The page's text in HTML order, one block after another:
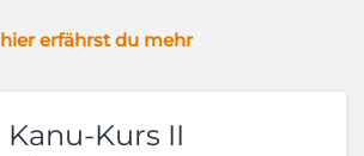
hier erfährst du mehr
Kanu-Kurs II